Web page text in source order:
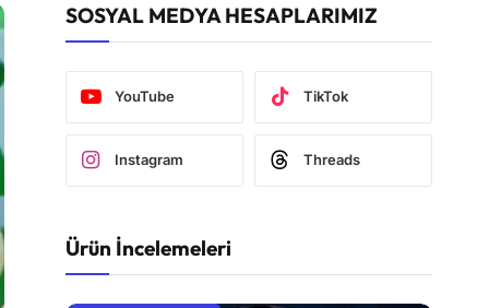
SOSYAL MEDYA HESAPLARIMIZ
YouTube TikTok
Instagram Threads
Ürün İncelemeleri